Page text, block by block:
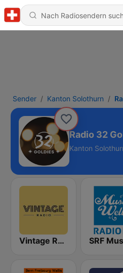
Sender Kanton Solothurn
Radio 32
Kanton
Vintage Radio